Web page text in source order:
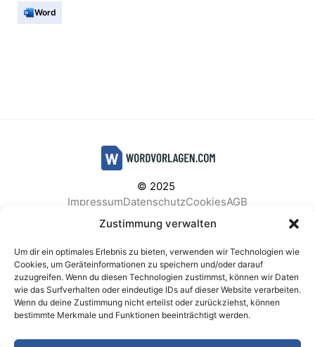
Zustimmung verwalten
Um dir ein optimales Erlebnis zu bieten, verwenden wir Technologien wie
Cookies, um Geräteinformationen zu speichern und/oder darauf
zuzugreifen. Wenn du diesen Technologien zustimmst, können wir Daten
wie das Surfverhalten oder eindeutige IDs auf dieser Website verarbeiten.
Wenn du deine Zustimmung nicht erteilst oder zurückziehst, können
bestimmte Merkmale und Funktionen beeinträchtigt werden.
Word
© 2025
ImpressumDatenschutzCookiesAGB
Facebook
Instagram
BELIEBTE KATEGORIEN
Berichte & Analysen Business
Einkauf & Beschaffung